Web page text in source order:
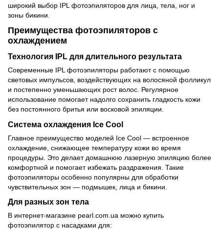
широкий выбор IPL фотоэпиляторов для лица, тела, ног и
зоны бикини.
Преимущества фотоэпиляторов с
охлаждением
Технология IPL для длительного результата
Современные IPL фотоэпиляторы работают с помощью
световых импульсов, воздействующих на волосяной фолликул
и постепенно уменьшающих рост волос. Регулярное
использование помогает надолго сохранить гладкость кожи
без постоянного бритья или восковой эпиляции.
Система охлаждения Ice Cool
Главное преимущество моделей Ice Cool — встроенное
охлаждение, снижающее температуру кожи во время
процедуры. Это делает домашнюю лазерную эпиляцию более
комфортной и помогает избежать раздражения. Такие
фотоэпиляторы особенно популярны для обработки
чувствительных зон — подмышек, лица и бикини.
Для разных зон тела
В интернет-магазине pearl.com.ua можно купить
фотоэпилятор с насадками для: